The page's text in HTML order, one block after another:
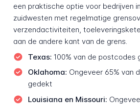
een praktische optie voor bedrijven
zuidwesten met regelmatige
verzendactiviteiten,
aan de andere kant van de grens.
Texas: 100% van de postcodes
Oklahoma: Ongeveer 65% van
gedekt
Louisiana en Missouri: